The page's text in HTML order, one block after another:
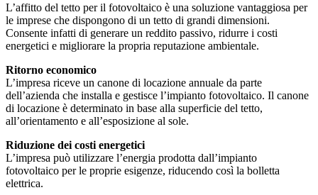
L’affitto del tetto per il fotovoltaico è una soluzione vantaggiosa per
le imprese che dispongono di un tetto di grandi dimensioni.
Consente infatti di generare un reddito passivo, ridurre i costi
energetici e migliorare la propria reputazione ambientale.
Ritorno economico
L’impresa riceve un canone di locazione annuale da parte
dell’azienda che installa e gestisce l’impianto fotovoltaico. Il canone
di locazione è determinato in base alla superficie del tetto,
all’orientamento e all’esposizione al sole.
Riduzione dei costi energetici
L’impresa può utilizzare l’energia prodotta dall’impianto
fotovoltaico per le proprie esigenze, riducendo così la bolletta
elettrica.